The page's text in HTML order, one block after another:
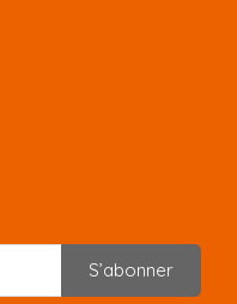
S’abonner